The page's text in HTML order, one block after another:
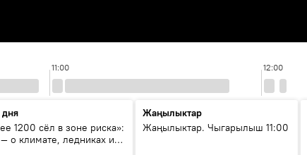
11:00 12:00
1200 сёл в зоне риска»:
о климате, ледниках и
Жаңылыктар
Жаңылыктар. Чыгарылыш 11:00